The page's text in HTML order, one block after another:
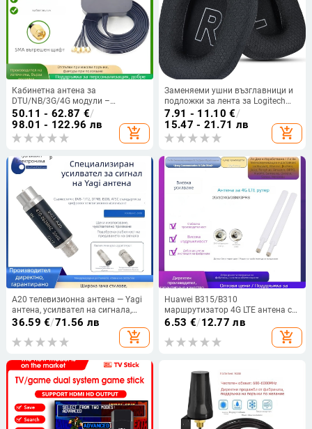
Кабинетна антена за
DTU/NB/3G/4G модули –
четири‑в‑едно универсална
антена за 4G/5G обхват
50.11 - 62.87 €/
98.01 - 122.96 лв
add_shopping_cart
Заменяеми ушни възглавници и
подложки за лента за Logitech
G733 и G335
7.91 - 11.10 €/
15.47 - 21.71 лв
add_shopping_cart
A20 телевизионна антена — Yagi
антена, усилвател на сигнала,
DTMB/ATSC наземни сигнали
36.59 €/71.56 лв
add_shopping_cart
Huawei B315/B310
маршрутизатор 4G LTE антена с
висок добив – Liyan
6.53 €/12.77 лв
add_shopping_cart